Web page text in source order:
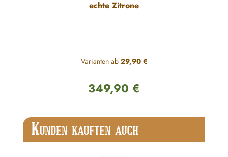
echte Zitrone
Varianten ab29,90 €
Regulärer Preis:
349,90 €
Produktgalerie überspringen
KUNDEN KAUFTEN AUCH